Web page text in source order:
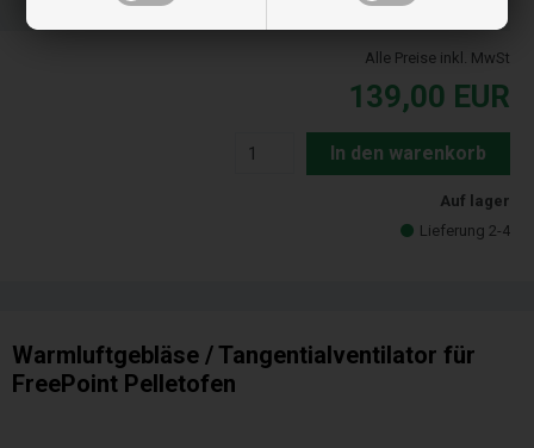
Alle Preise inkl. MwSt
139,00 EUR
In den warenkorb
Auf lager
Lieferung 2-4
Warmluftgebläse / Tangentialventilator für
FreePoint Pelletofen